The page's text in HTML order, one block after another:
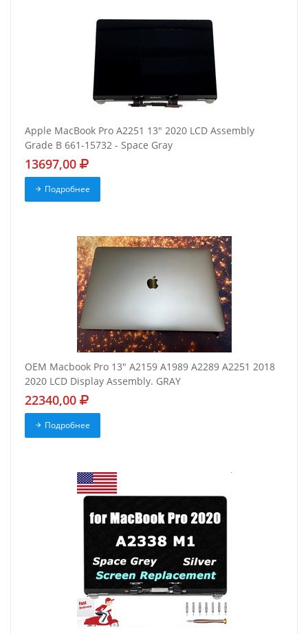
Apple MacBook Pro A2251 13" 2020 LCD Assembly
Grade B 661-15732 - Space Gray
13697,00
Подробнее
OEM Macbook Pro 13" A2159 A1989 A2289 A2251 2018
2020 LCD Display Assembly. GRAY
22340,00
Подробнее